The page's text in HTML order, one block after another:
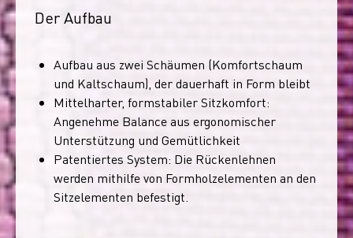
Der Aufbau
Aufbau aus zwei Schäumen (Komfortschaum
und Kaltschaum), der dauerhaft in Form bleibt
Mittelharter, formstabiler Sitzkomfort:
Angenehme Balance aus ergonomischer
Unterstützung und Gemütlichkeit
Patentiertes System: Die Rückenlehnen
werden mithilfe von Formholzelementen an den
Sitzelementen befestigt.